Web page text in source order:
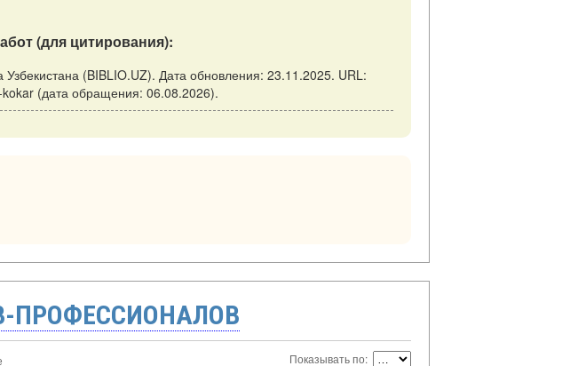
(для цитирования):
(BIBLIO.UZ). Дата обновления: 23.11.2025. URL:
(дата обращения: 06.08.2026).
ПРОФЕССИОНАЛОВ
Показывать по: